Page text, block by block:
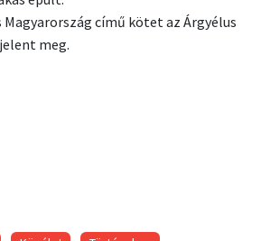
című kötet az Árgyélus
meg.